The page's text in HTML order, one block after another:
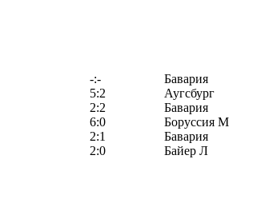
-:-
Бавария
5:2
Аугсбург
2:2
Бавария
6:0
Боруссия М
2:1
Бавария
2:0
Байер Л